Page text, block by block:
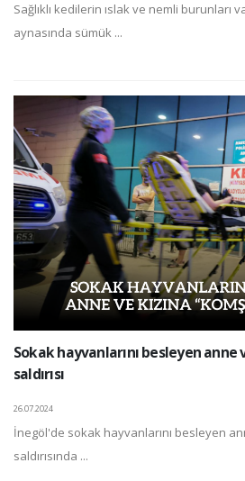
Sağlıklı kedilerin ıslak ve nemli burunları
aynasında sümük ...
Sokak hayvanlarını besleyen anne
saldırısı
26.07.2024
İnegöl'de sokak hayvanlarını besleyen
saldırısında ...